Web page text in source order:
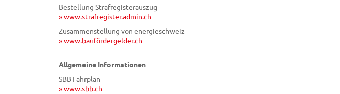
Bestellung Strafregisterauszug
» www.strafregister.admin.ch
Zusammenstellung von energieschweiz
» www.baufördergelder.ch
Allgemeine Informationen
SBB Fahrplan
» www.sbb.ch